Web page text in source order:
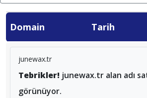
Domain Tarih
junewax.tr
Tebrikler! junewax.tr alan adı
görünüyor.